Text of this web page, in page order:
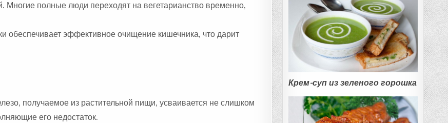
Многие полные люди переходят на вегетарианство временно,
обеспечивает эффективное очищение кишечника, что дарит
получаемое из растительной пищи, усваивается не слишком
его недостаток.
Крем-суп из зеленого горошка